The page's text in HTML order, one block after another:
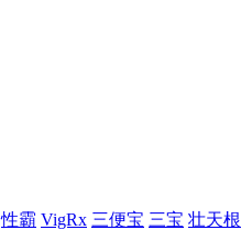
性霸 VigRx 三便宝 三宝 壮天根